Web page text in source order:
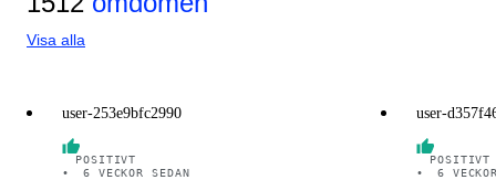
Visa alla
user-253e9bfc2990
POSITIVT
•
6 VECKOR SEDAN
user-
POSITIVT
•
6